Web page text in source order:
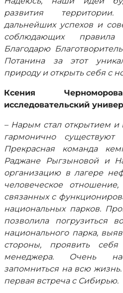
развития
дальнейших успехов и
соблюдающих
Благодарю
Потанина за этот
природу и открыть себя с
Ксения Черноморова
исследовательский
– Нарым стал открытием и
гармонично
Прекрасная команда
Раджане Рыгзыновой и
организацию в лагере
человеческое
связанных с
национальных парков.
позволила погрузиться
национального парка,
стороны, проявить
менеджера. Очень
запомниться на всю
первая встреча с Сибирью.